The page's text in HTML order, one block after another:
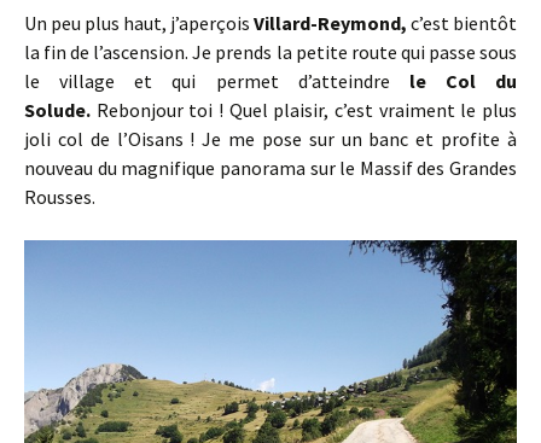
Un peu plus haut, j’aperçois Villard-Reymond, c’est bientôt
la fin de l’ascension. Je prends la petite route qui passe sous
le village et qui permet d’atteindre le Col du
Solude. Rebonjour toi ! Quel plaisir, c’est vraiment le plus
joli col de l’Oisans ! Je me pose sur un banc et profite à
nouveau du magnifique panorama sur le Massif des Grandes
Rousses.